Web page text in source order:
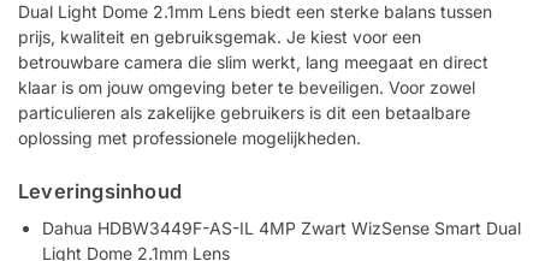
Dual Light Dome 2.1mm Lens biedt een sterke balans tussen
prijs, kwaliteit en gebruiksgemak. Je kiest voor een
betrouwbare camera die slim werkt, lang meegaat en direct
klaar is om jouw omgeving beter te beveiligen. Voor zowel
particulieren als zakelijke gebruikers is dit een betaalbare
oplossing met professionele mogelijkheden.
Leveringsinhoud
Dahua HDBW3449F-AS-IL 4MP Zwart WizSense Smart Dual
Light Dome 2.1mm Lens